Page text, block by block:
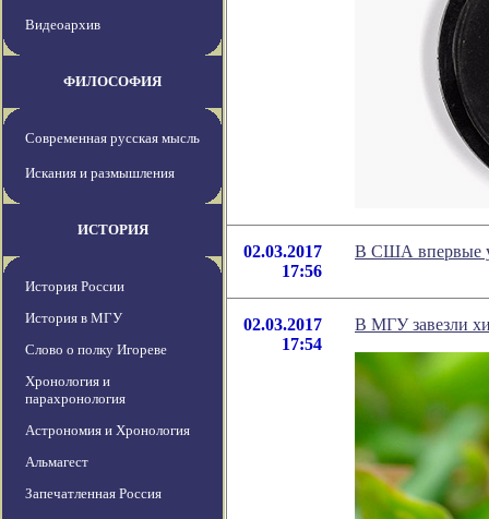
Видеоархив
ФИЛОСОФИЯ
Современная русская мысль
Искания и размышления
ИСТОРИЯ
История России
История в МГУ
Слово о полку Игореве
Хронология и
парахронология
Астрономия и Хронология
Альмагест
Запечатленная Россия
02.03.2017
17:56
В США впервые
02.03.2017
17:54
В МГУ завезли